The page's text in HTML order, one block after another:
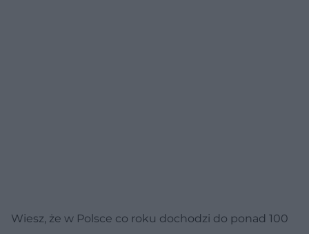
Wiesz, że w Polsce co roku dochodzi do ponad 100